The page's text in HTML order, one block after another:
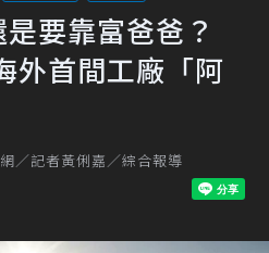
要靠富爸爸？
首間工廠「阿
／記者黃俐嘉／綜合報導